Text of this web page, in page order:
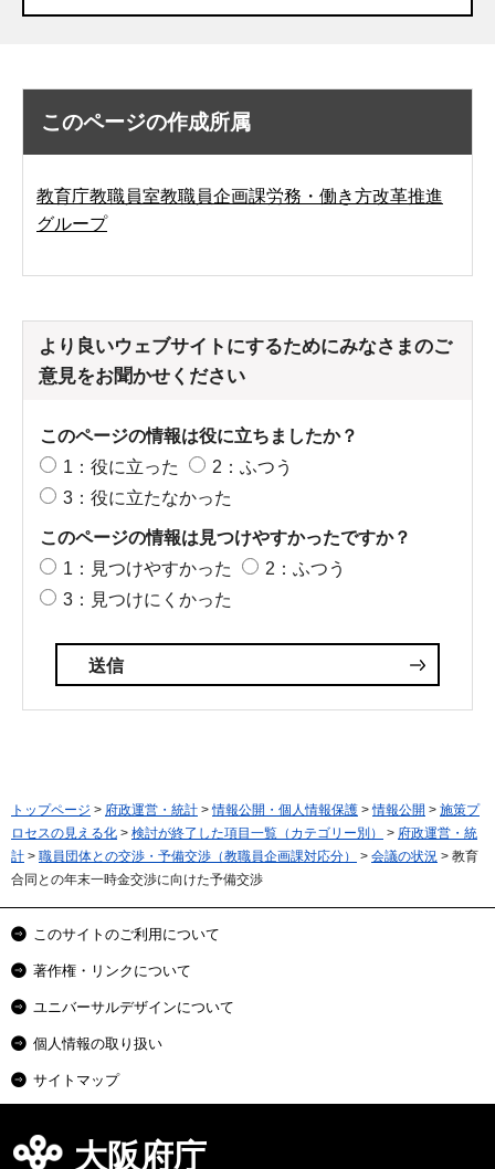
このページの作成所属
教育庁教職員室教職員企画課労務・働き方改革推進
グループ
より良いウェブサイトにするためにみなさまのご
意見をお聞かせください
このページの情報は役に立ちましたか？
1：役に立った
2：ふつう
3：役に立たなかった
このページの情報は見つけやすかったですか？
1：見つけやすかった
2：ふつう
3：見つけにくかった
トップページ > 府政運営・統計 >情報公開・個人情報保護 >情報公開 > 施策プ
ロセスの見える化 > 検討が終了した項目一覧（カテゴリー別） > 府政運営・統
計 > 職員団体との交渉・予備交渉（教職員企画課対応分） > 会議の状況 > 教育
合同との年末一時金交渉に向けた予備交渉
このサイトのご利用について
著作権・リンクについて
ユニバーサルデザインについて
個人情報の取り扱い
サイトマップ
大阪府庁